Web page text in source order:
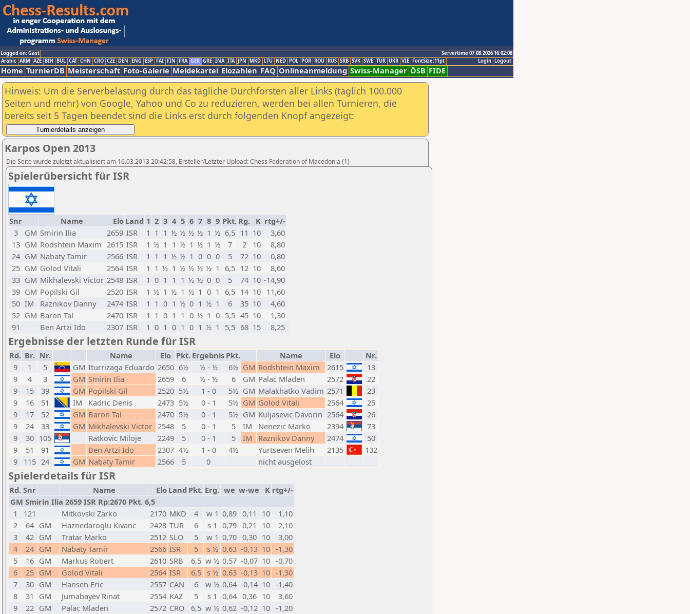
Logged on: Gast
Servertime 07.08.2026 16:02:08
Logout
Login
Arabic ARM AZE BIH BUL CAT CHN CRO CZE DEN ENG ESP FAI FIN FRA GER GRE INA ITA JPN MKD LTU NED POL POR ROU RUS SRB SVK SWE TUR UKR VIE FontSize:11pt
Home TurnierDB Meisterschaft Foto-Galerie Meldekartei Elozahlen FAQ Onlineanmeldung Swiss-Manager ÖSB FIDE
Hinweis: Um die Serverbelastung durch das tägliche Durchforsten aller Links (täglich 100.000
Seiten und mehr) von Google, Yahoo und Co zu reduzieren, werden bei allen Turnieren, die
bereits seit 5 Tagen beendet sind die Links erst durch folgenden Knopf angezeigt:
Karpos Open 2013
Die Seite wurde zuletzt aktualisiert am 16.03.2013 20:42:58, Ersteller/Letzter Upload: Chess Federation of Macedonia (1)
Spielerübersicht für ISR
Snr Name Elo Land 1 2 3 4 5 6 7 8 9 Pkt. Rg. K rtg+/-
3
GM Smirin Ilia 2659 ISR 1 1 1 ½ ½ ½ ½ 1 ½ 6,5 11 10
3,60
13 GM Rodshtein Maxim 2615 ISR 1 ½ 1 1 ½ 1 ½ 1 ½ 7 2 10
8,80
24 GM Nabaty Tamir 2566 ISR 1 1 1 ½ ½ 1 0 0 0 5 72 10
0,80
25 GM Golod Vitali 2564 ISR 1 1 ½ 1 ½ ½ ½ ½ 1 6,5 12 10
8,60
33 GM Mikhalevski Victor 2548 ISR 1 0 1 1 1 ½ ½ 0 0 5 74 10 -14,90
39 GM Popilski Gil 2520 ISR 1 ½ 1 ½ 1 ½ 1 0 1 6,5 14 10 11,60
50 IM Raznikov Danny 2474 ISR 1 1 0 1 ½ 0 1 ½ 1 6 35 10
4,60
52 GM Baron Tal 2470 ISR 1 1 0 1 1 0 ½ 1 0 5,5 45 10
1,30
91
Ben Artzi Ido 2307 ISR 1 0 1 0 1 0 1 ½ 1 5,5 68 15 8,25
Ergebnisse der letzten Runde für ISR
Rd. Br. Nr. Name Elo Pkt. Ergebnis Pkt. Name Elo
Nr.
9
1 5 GM Iturrizaga Eduardo 2650 6½ ½ - ½ 6½ GM Rodshtein Maxim 2615
13
9
4 3 GM Smirin Ilia 2659 6 ½ - ½ 6 GM Palac Mladen 2572
22
9
15 39 GM Popilski Gil 2520 5½ 1 - 0 5½ GM Malakhatko Vadim 2571
23
9
16 51 IM Kadric Denis 2473 5½ 0 - 1 5½ GM Golod Vitali 2564
25
9
17 52 GM Baron Tal 2470 5½ 0 - 1 5½ GM Kuljasevic Davorin 2564
26
9
24 33 GM Mikhalevski Victor 2548 5 0 - 1 5 IM Nenezic Marko 2394
73
9
30 105 Ratkovic Miloje 2249 5 0 - 1 5 IM Raznikov Danny 2474
50
9
51 91 Ben Artzi Ido 2307 4½ 1 - 0 4½ Yurtseven Melih 2135
132
9
115 24 GM Nabaty Tamir 2566 5 0 nicht ausgelost
Spielerdetails für ISR
Rd. Snr Name Elo Land Pkt. Erg. we w-we K rtg+/-
GM Smirin Ilia 2659 ISR Rp:2670 Pkt. 6,5
1
121 Mitkovski Zarko 2170 MKD 4 w 1 0,89 0,11 10
1,10
2
64 GM Haznedaroglu Kivanc 2428 TUR 6 s 1 0,79 0,21 10
2,10
3
42 GM Tratar Marko 2512 SLO 5 w 1 0,70 0,30 10
3,00
4
24 GM Nabaty Tamir 2566 ISR 5 s ½ 0,63 -0,13 10 -1,30
5
16 GM Markus Robert 2610 SRB 6,5 w ½ 0,57 -0,07 10 -0,70
6
25 GM Golod Vitali 2564 ISR 6,5 s ½ 0,63 -0,13 10 -1,30
7
30 GM Hansen Eric 2557 CAN 6 w ½ 0,64 -0,14 10 -1,40
8
31 GM Jumabayev Rinat 2554 KAZ 5 s 1 0,64 0,36 10
3,60
9
22 GM Palac Mladen 2572 CRO 6,5 w ½ 0,62 -0,12 10 -1,20